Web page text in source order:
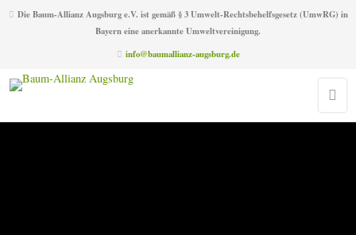
Die Baum-Allianz Augsburg e.V. ist gemäß § 3 Umwelt-Rechtsbehelfsgesetz (UmwRG) in
Bayern eine anerkannte Umweltvereinigung.
info@baumallianz-augsburg.de